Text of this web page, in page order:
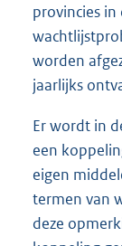
provincies in
worden
jaarlijks
Er wordt in
een
eigen
termen van
deze